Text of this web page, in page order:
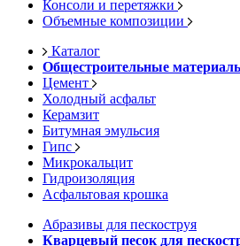
Консоли и перетяжки
Объемные композиции
Каталог
Общестроительные
Цемент
Холодный асфальт
Керамзит
Битумная эмульсия
Гипс
Микрокальцит
Гидроизоляция
Асфальтовая крошка
Абразивы для пескоструя
Кварцевый песок для